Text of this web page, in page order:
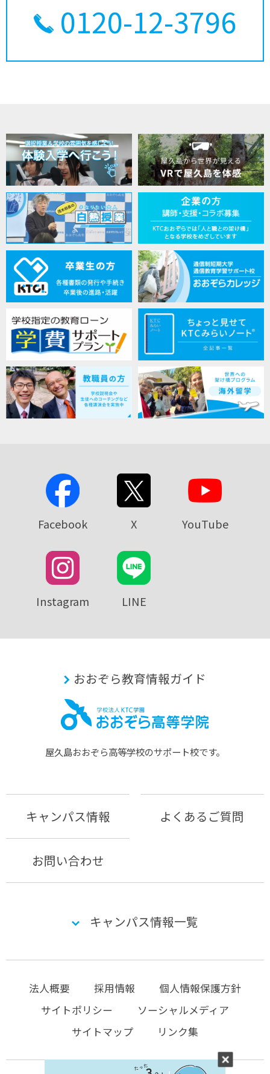
0120-12-3796
Facebook X YouTube
Instagram LINE
おおぞら教育情報ガイド
屋久島おおぞら⾼等学校のサポート校です。
キャンパス情報 よくあるご質問
お問い合わせ
キャンパス情報一覧
法人概要 採用情報
個人情報保護方針
サイトポリシー
ソーシャルメディア
サイトマップ
リンク集